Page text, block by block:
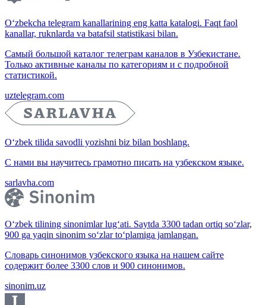
O‘zbekcha telegram kanallarining eng katta katalogi. Faqt faol
kanallar, ruknlarda va batafsil statistikasi bilan.
Самый большой каталог телеграм каналов в Узбекистане.
Только активные каналы по категориям и с подробной
статистикой.
uztelegram.com
O‘zbek tilida savodli yozishni biz bilan boshlang.
С нами вы научитесь грамотно писать на узбекском языке.
sarlavha.com
O‘zbek tilining sinonimlar lug‘ati. Saytda 3300 tadan ortiq so‘zlar,
900 ga yaqin sinonim so‘zlar to‘plamiga jamlangan.
Словарь синонимов узбекского языка на нашем сайте
содержит более 3300 слов и 900 синонимов.
sinonim.uz